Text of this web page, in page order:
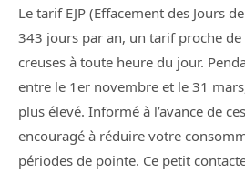
Le tarif EJP (Effacement des Jours
343 jours par an, un tarif proche de
creuses à toute heure du jour.
entre le 1er novembre et le 31
plus élevé. Informé à l’avance de
encouragé à réduire votre
périodes de pointe. Ce petit